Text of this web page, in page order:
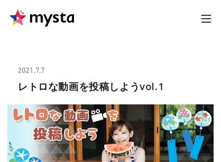
2021.7.7
レトロな動画を投稿しようvol.1